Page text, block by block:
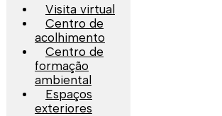
Visita virtual
Centro de
acolhimento
Centro de
formação
ambiental
Espaços
exteriores